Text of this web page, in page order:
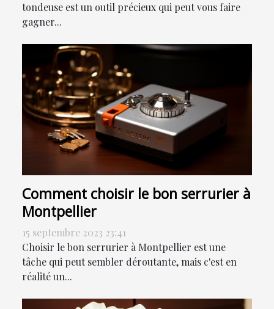
tondeuse est un outil précieux qui peut vous faire
gagner...
Comment choisir le bon serrurier à
Montpellier
15 septembre 2023 23:41
Choisir le bon serrurier à Montpellier est une
tâche qui peut sembler déroutante, mais c'est en
réalité un...